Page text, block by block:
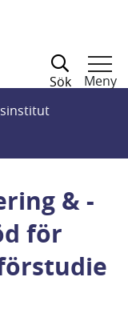
Sök
Meny
& -
för